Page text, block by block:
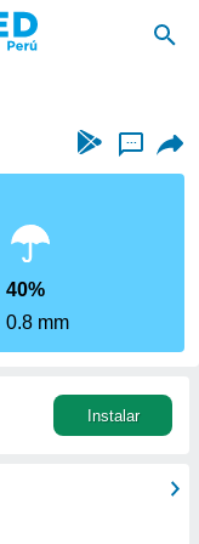
...
40%
0.8 mm
Instalar